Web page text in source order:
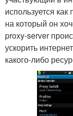
используется
на который он
proxy-server
ускорить
какого-либо